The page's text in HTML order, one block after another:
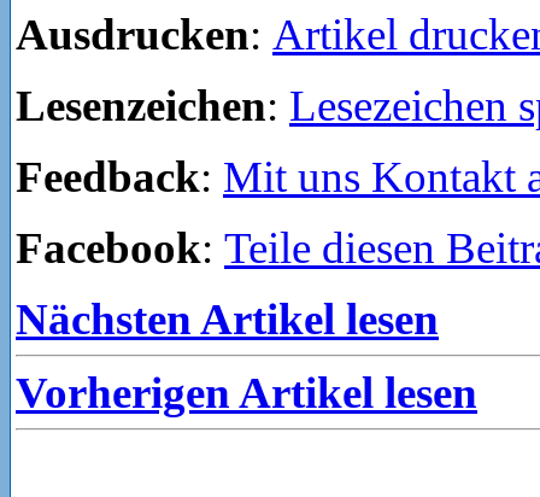
Ausdrucken: Artikel
Lesenzeichen: Lesezeichen
Feedback: Mit uns Kontakt
Facebook: Teile diesen
Nächsten Artikel lesen
Vorherigen Artikel lesen